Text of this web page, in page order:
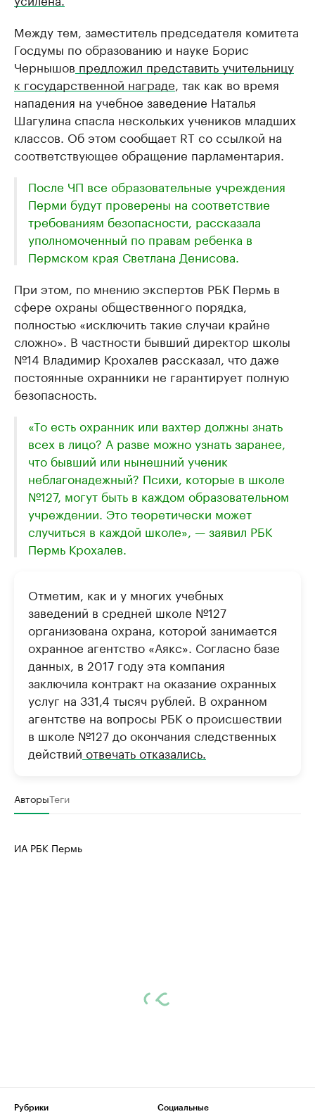
Между тем, заместитель председателя комитета
Госдумы по образованию и науке Борис
Чернышов предложил представить учительницу
к государственной награде, так как во время
нападения на учебное заведение Наталья
Шагулина спасла нескольких учеников младших
классов. Об этом сообщает RT со ссылкой на
соответствующее обращение парламентария.
После ЧП все образовательные учреждения
Перми будут проверены на соответствие
требованиям безопасности, рассказала
уполномоченный по правам ребенка в
Пермском края Светлана Денисова.
При этом, по мнению экспертов РБК Пермь в
сфере охраны общественного порядка,
полностью «исключить такие случаи крайне
сложно». В частности бывший директор школы
№14 Владимир Крохалев рассказал, что даже
постоянные охранники не гарантирует полную
безопасность.
«То есть охранник или вахтер должны знать
всех в лицо? А разве можно узнать заранее,
что бывший или нынешний ученик
неблагонадежный? Психи, которые в школе
№127, могут быть в каждом образовательном
учреждении. Это теоретически может
случиться в каждой школе», — заявил РБК
Пермь Крохалев.
Отметим, как и у многих учебных
заведений в средней школе №127
организована охрана, которой занимается
охранное агентство «Аякс». Согласно базе
данных, в 2017 году эта компания
заключила контракт на оказание охранных
услуг на 331,4 тысяч рублей. В охранном
агентстве на вопросы РБК о происшествии
в школе №127 до окончания следственных
действий отвечать отказались.
АвторыТеги
ИА РБК Пермь
Рубрики
Социальные